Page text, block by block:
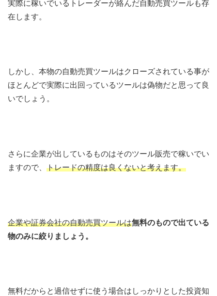
実際に稼いでいるトレーダーが絡んだ自動売買ツールも存
在します。
しかし、本物の自動売買ツールはクローズされている事が
ほとんどで実際に出回っているツールは偽物だと思って良
いでしょう。
さらに企業が出しているものはそのツール販売で稼いでい
ますので、 トレードの精度は良くないと考えます。
企業や証券会社の自動売買ツールは無料のもので出ている
物のみに絞りましょう。
無料だからと過信せずに使う場合はしっかりとした投資知